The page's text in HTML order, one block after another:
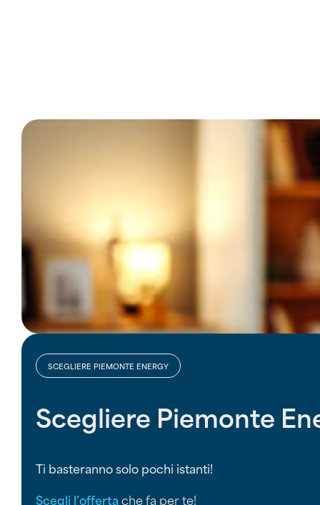
SCEGLIERE PIEMONTE ENERGY
Scegliere Piemonte
Ti basteranno solo pochi istanti!
Scegli l’offertache fa per te!